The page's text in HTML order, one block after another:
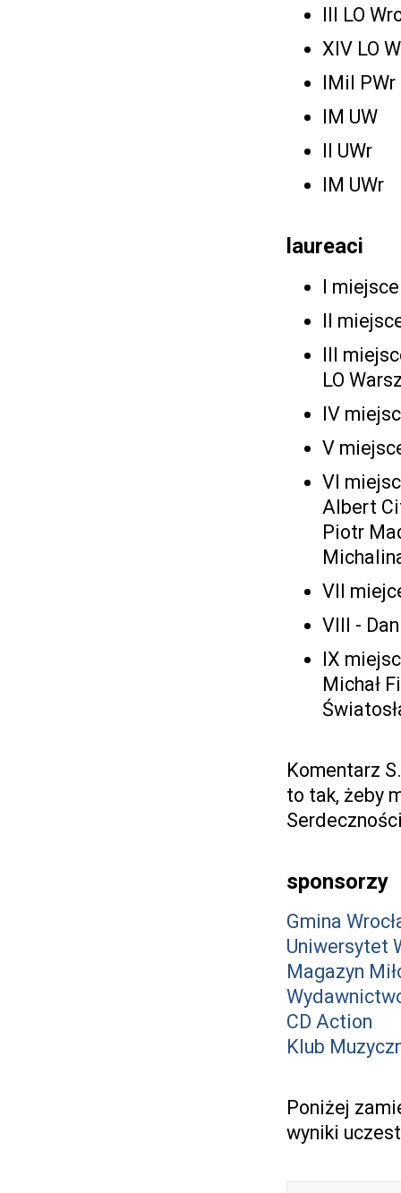
III LO
XIV LO
IMiI PWr
IM UW
II UWr
IM UWr
laureaci
I
II
III
LO
IV
V
VI
Albert
Piotr
VII
VIII -
IX
Michał
Komentarz
to tak, żeby
sponsorzy
Gmina
Uniwersytet
Magazyn
CD Action
Klub
Poniżej
wyniki